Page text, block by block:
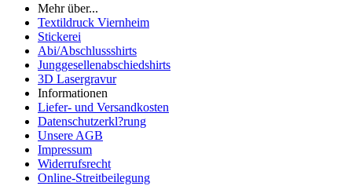
Mehr über...
Textildruck Viernheim
Stickerei
Abi/Abschlussshirts
Junggesellenabschiedshirts
3D Lasergravur
Informationen
Liefer- und Versandkosten
Datenschutzerkl?rung
Unsere AGB
Impressum
Widerrufsrecht
Online-Streitbeilegung